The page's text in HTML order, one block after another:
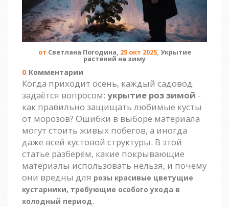
от Светлана Погодина, 25 окт 2025, Укрытие
растений на зиму
0 Комментарии
Когда приходит осень, каждый садовод
задаётся вопросом: укрытие роз зимой -
как правильно защищать любимые кусты
от морозов? Ошибки в выборе материала
могут стоить живых побегов, а иногда
даже всей кустовой структуры. В этой
статье разберём, какие покрывающие
материалы использовать нельзя, и почему
они вредны для розы красивые цветущие
кустарники, требующие особого ухода в
холодный период.